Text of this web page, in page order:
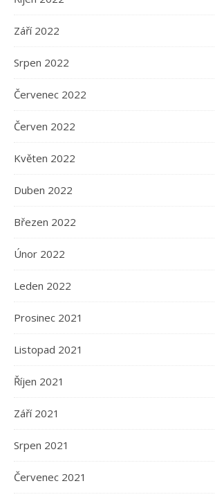
Září 2022
Srpen 2022
Červenec 2022
Červen 2022
Květen 2022
Duben 2022
Březen 2022
Únor 2022
Leden 2022
Prosinec 2021
Listopad 2021
Říjen 2021
Září 2021
Srpen 2021
Červenec 2021